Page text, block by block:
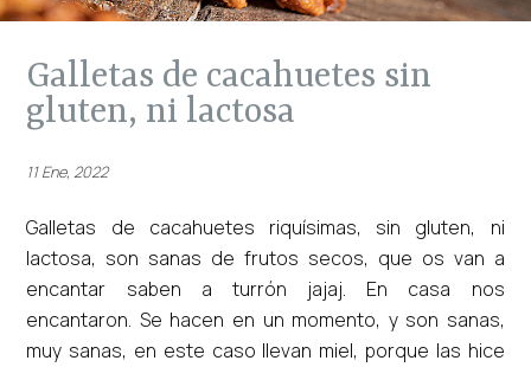
galletas de cacahuetes sin
gluten, ni lactosa
11 Ene, 2022
Galletas de cacahuetes riquísimas, sin gluten, ni
lactosa, son sanas de frutos secos, que os van a
encantar saben a turrón jajaj. En casa nos
encantaron. Se hacen en un momento, y son sanas,
muy sanas, en este caso llevan miel, porque las hice